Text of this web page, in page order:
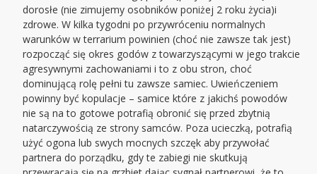
dorosłe (nie zimujemy osobników poniżej 2 roku życia)i
zdrowe. W kilka tygodni po przywróceniu normalnych
warunków w terrarium powinien (choć nie zawsze tak jest)
rozpocząć się okres godów z towarzyszącymi w jego trakcie
agresywnymi zachowaniami i to z obu stron, choć
dominującą rolę pełni tu zawsze samiec. Uwieńczeniem
powinny być kopulacje – samice które z jakichś powodów
nie są na to gotowe potrafią obronić się przed zbytnią
natarczywością ze strony samców. Poza ucieczką, potrafią
użyć ogona lub swych mocnych szczęk aby przywołać
partnera do porządku, gdy te zabiegi nie skutkują